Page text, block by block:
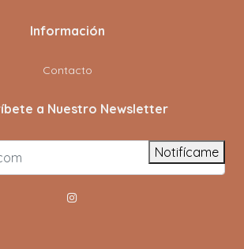
Información
Contacto
a Nuestro Newsletter
Notifícame